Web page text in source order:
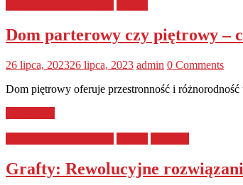
Dom parterowy czy piętrowy –
26 lipca, 202326 lipca, 2023 admin 0 Comments
Dom piętrowy oferuje przestronność i różnorodność
Grafty: Rewolucyjne